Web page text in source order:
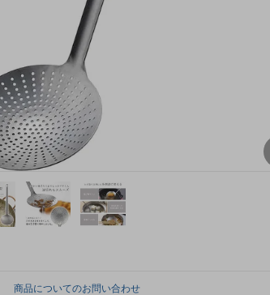
商品についてのお問い合わせ